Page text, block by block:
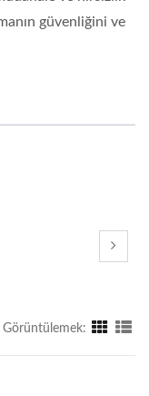
güvenliğini ve
Görüntülemek: